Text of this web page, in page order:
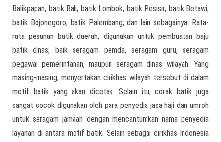
Balikpapan, batik Bali, batik Lombok, batik Pesisir, batik Betawi,
batik Bojonegoro, batik Palembang, dan lain sebagainya. Rata-
rata pesanan batik daerah, digunakan untuk pembuatan baju
batik dinas; baik seragam pemda, seragam guru, seragam
pegawai pemerintahan, maupun seragam dinas wilayah. Yang
masing-masing, menyertakan cirikhas wilayah tersebut di dalam
motif batik yang akan dicetak. Selain itu, corak batik juga
sangat cocok digunakan oleh para penyedia jasa haji dan umroh
untuk seragam jamaah dengan mencantumkan nama penyedia
layanan di antara motif batik. Selain sebagai cirikhas Indonesia